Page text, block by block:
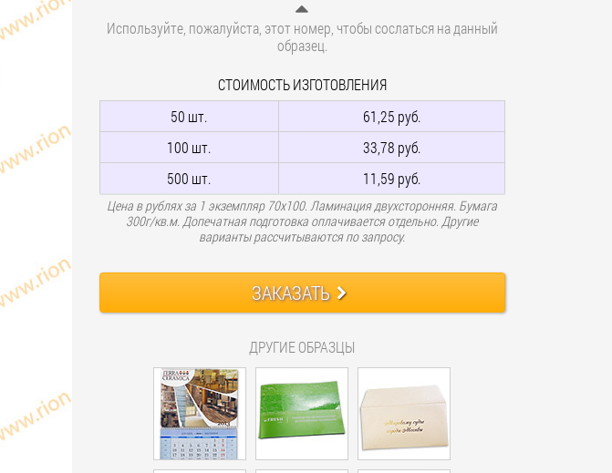
Используйте, пожалуйста, этот номер, чтобы сослаться на данный
образец.
СТОИМОСТЬ ИЗГОТОВЛЕНИЯ
50 шт.
61,25 руб.
100 шт.
33,78 руб.
500 шт.
11,59 руб.
Цена в рублях за 1 экземпляр 70х100. Ламинация двухсторонняя. Бумага
300г/кв.м. Допечатная подготовка оплачивается отдельно. Другие
варианты рассчитываются по запросу.
ЗАКАЗАТЬ
ДРУГИЕ ОБРАЗЦЫ